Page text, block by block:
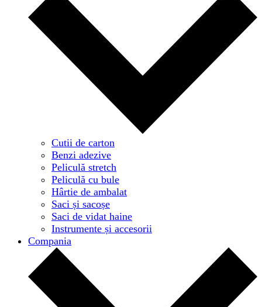
Cutii de carton
Benzi adezive
Peliculă stretch
Peliculă cu bule
Hârtie de ambalat
Saci și sacoșe
Saci de vidat haine
Instrumente și accesorii
Compania